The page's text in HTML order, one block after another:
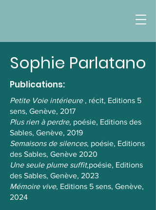
Sophie Parlatano
Publications:
Petite Voie intérieure , récit, Editions 5
sens, Genève, 2017
Plus rien à perdre, poésie, Editions des
Sables, Genève, 2019
Semaisons de silences, poésie, Editions
des Sables, Genève 2020
Une seule plume suffit,poésie, Editions
des Sables, Genève, 2023
Mémoire vive, Editions 5 sens, Genève,
2024